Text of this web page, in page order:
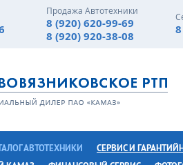
Продажа Автотехники
8 (920) 620-99-69
8 (920) 920-38-08
АВТОТЕХНИКИ СЕРВИС И